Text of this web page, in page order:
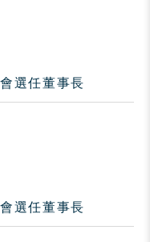
選任董事長
選任董事長